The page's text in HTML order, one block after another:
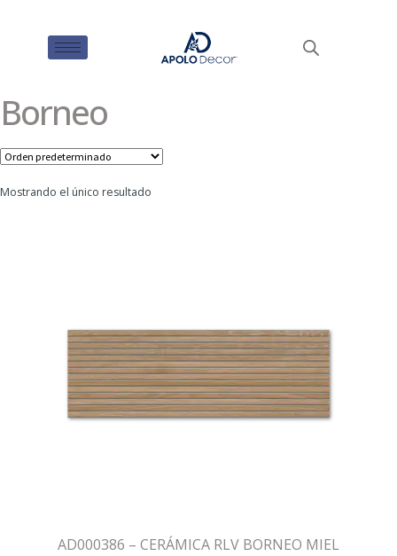
Borneo
Mostrando el único resultado
AD000386 – CERÁMICA RLV BORNEO MIEL